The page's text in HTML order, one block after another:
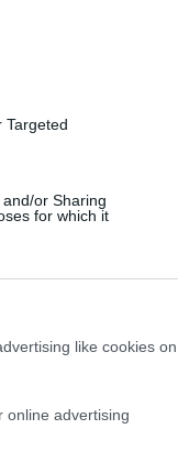
Targeted
or Sharing
for which it
like cookies on
online advertising
annak
merített ki -